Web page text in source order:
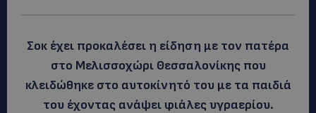
Σοκ έχει προκαλέσει η είδηση με τον πατέρα
στο Μελισσοχώρι Θεσσαλονίκης που
κλειδώθηκε στο αυτοκίνητό του με τα παιδιά
του έχοντας ανάψει φιάλες υγραερίου.